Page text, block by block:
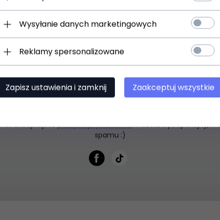
Newsletter
się do newslettera aby być na bieżąco z
e-mail --
akceptujeszpolitykę prywatności. Możesz być spokojny,
spamu :)
Wysyłanie danych marketingowych
Reklamy spersonalizowane
Zapisz ustawienia i zamknij Zaakceptuj wszystkie